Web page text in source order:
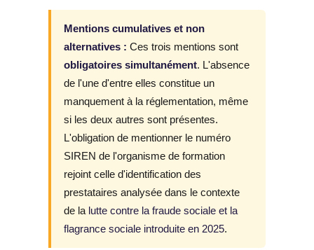
Mentions cumulatives et non
alternatives : Ces trois mentions sont
obligatoires simultanément. L'absence
de l'une d'entre elles constitue un
manquement à la réglementation, même
si les deux autres sont présentes.
L'obligation de mentionner le numéro
SIREN de l'organisme de formation
rejoint celle d'identification des
prestataires analysée dans le contexte
de la lutte contre la fraude sociale et la
flagrance sociale introduite en 2025.